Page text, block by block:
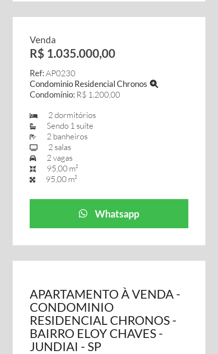
Venda
R$ 1.035.000,00
Ref:AP0230
Condominio Residencial Chronos
Condomínio: R$ 1.200,00
2 dormitórios
Sendo 1 suíte
2 banheiros
2 salas
2 vagas
95,00 m²
95,00 m²
Whatsapp
APARTAMENTO À VENDA -
CONDOMINIO
RESIDENCIAL CHRONOS -
BAIRRO ELOY CHAVES -
JUNDIAI - SP